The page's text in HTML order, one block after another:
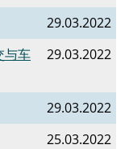
29.03.2022
与车
29.03.2022
29.03.2022
25.03.2022